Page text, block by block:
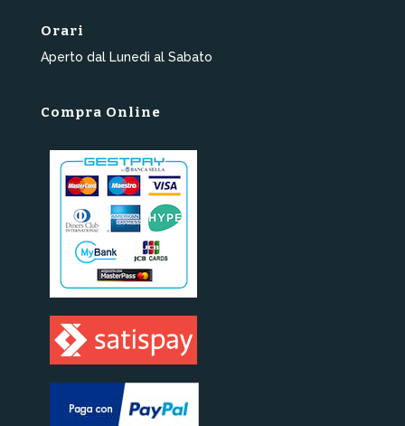
Orari
Aperto dal Lunedì al Sabato
Compra Online